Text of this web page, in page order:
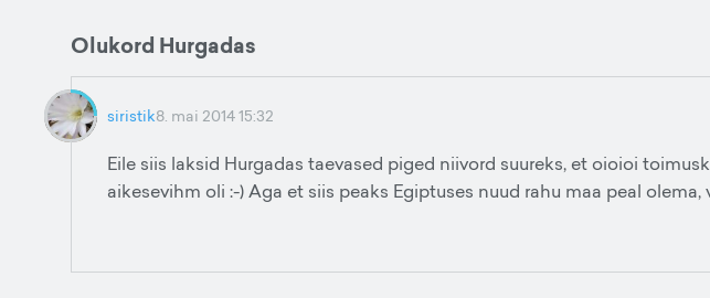
Olukord Hurgadas
siristik8. mai 2014 15:32
Eile siis laksid Hurgadas taevased piged niivord suureks, et oioioi
aikesevihm oli :-) Aga et siis peaks Egiptuses nuud rahu maa peal olema,